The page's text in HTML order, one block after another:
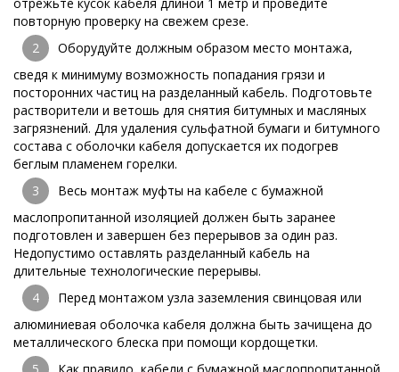
повторную проверку на свежем срезе.
Оборудуйте должным образом место монтажа,
сведя к минимуму возможность попадания грязи и
посторонних частиц на разделанный кабель. Подготовьте
растворители и ветошь для снятия битумных и масляных
загрязнений. Для удаления сульфатной бумаги и битумного
состава с оболочки кабеля допускается их подогрев
беглым пламенем горелки.
Весь монтаж муфты на кабеле с бумажной
маслопропитанной изоляцией должен быть заранее
подготовлен и завершен без перерывов за один раз.
Недопустимо оставлять разделанный кабель на
длительные технологические перерывы.
Перед монтажом узла заземления свинцовая или
алюминиевая оболочка кабеля должна быть зачищена до
металлического блеска при помощи кордощетки.
Как правило, кабели с бумажной маслопропитанной